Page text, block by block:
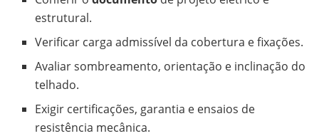
estrutural.
Verificar carga admissível da cobertura e fixações.
Avaliar sombreamento, orientação e inclinação do
telhado.
Exigir certificações, garantia e ensaios de
resistência mecânica.